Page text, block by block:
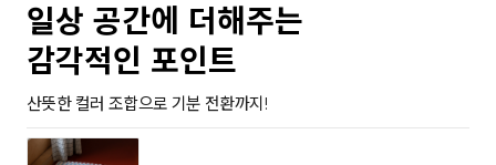
일상 공간에 더해주는
감각적인 포인트
산뜻한 컬러 조합으로 기분 전환까지!